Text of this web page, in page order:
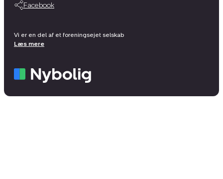
Facebook
Vi er en del af et foreningsejet selskab
Læs mere